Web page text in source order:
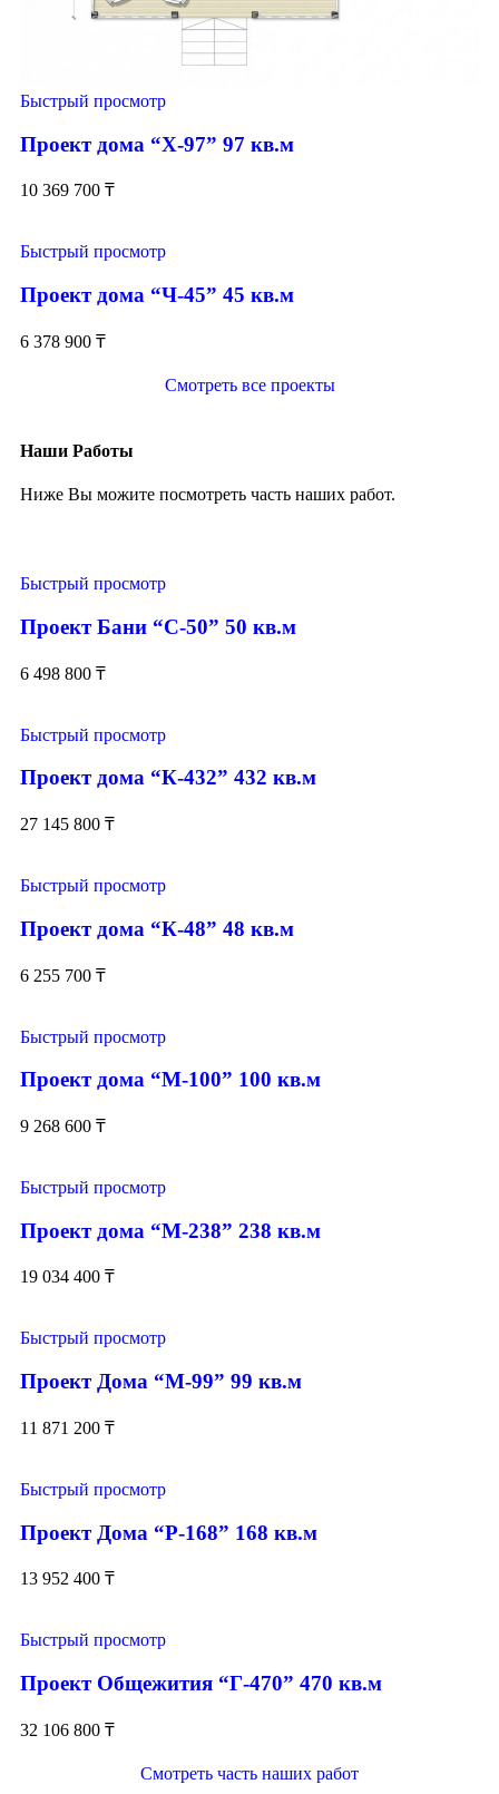
Быстрый просмотр
Проект дома “Х-97” 97 кв.м
10 369 700 ₸
Быстрый просмотр
Проект дома “Ч-45” 45 кв.м
6 378 900 ₸
Смотреть все проекты
Наши Работы
Ниже Вы можите посмотреть часть наших работ.
Быстрый просмотр
Проект Бани “С-50” 50 кв.м
6 498 800 ₸
Быстрый просмотр
Проект дома “К-432” 432 кв.м
27 145 800 ₸
Быстрый просмотр
Проект дома “К-48” 48 кв.м
6 255 700 ₸
Быстрый просмотр
Проект дома “М-100” 100 кв.м
9 268 600 ₸
Быстрый просмотр
Проект дома “М-238” 238 кв.м
19 034 400 ₸
Быстрый просмотр
Проект Дома “М-99” 99 кв.м
11 871 200 ₸
Быстрый просмотр
Проект Дома “Р-168” 168 кв.м
13 952 400 ₸
Быстрый просмотр
Проект Общежития “Г-470” 470 кв.м
32 106 800 ₸
Смотреть часть наших работ